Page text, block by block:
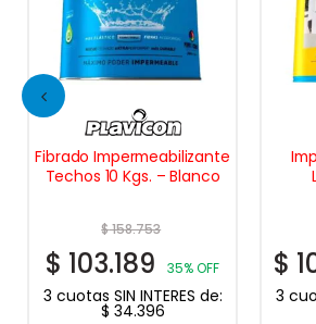
Fibrado Impermeabilizante
Techos 10 Kgs. – Blanco
$158.753
$ 103.189 35% OFF
3 cuotas SIN INTERES de:
$ 34.396
$
3